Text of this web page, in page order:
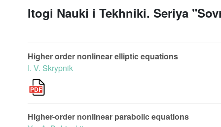
Itogi Nauki i Tekhniki. Seriya
Higher order nonlinear elliptic equations
I. V. Skrypnik
Higher-order nonlinear parabolic equations